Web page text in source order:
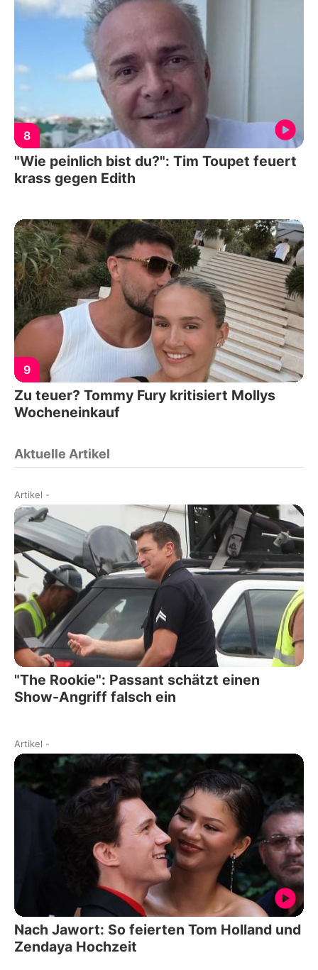
8
"Wie peinlich bist du?": Tim Toupet feuert
krass gegen Edith
9
Zu teuer? Tommy Fury kritisiert Mollys
Wocheneinkauf
Aktuelle Artikel
Artikel -
"The Rookie": Passant schätzt einen
Show-Angriff falsch ein
Artikel -
Nach Jawort: So feierten Tom Holland und
Zendaya Hochzeit